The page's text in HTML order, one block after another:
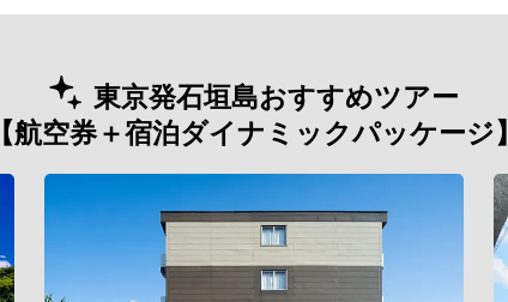
東京発石垣島おすすめツアー
【航空券＋宿泊ダイナミックパッケージ】